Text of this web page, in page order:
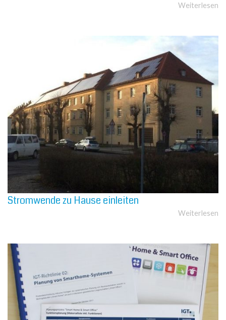
Weiterlesen
Stromwende zu Hause einleiten
Weiterlesen